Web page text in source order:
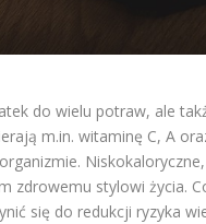
do wielu potraw, ale
m.in. witaminę C, A
zdrowemu stylowi życia.
się do redukcji ryzyka